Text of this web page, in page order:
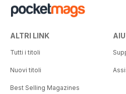
ALTRI LINK
Tutti i titoli
Nuovi titoli
Best Selling Magazines